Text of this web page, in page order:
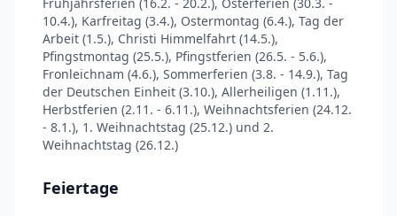
10.4.), Karfreitag (3.4.), Ostermontag (6.4.), Tag der
Arbeit (1.5.), Christi Himmelfahrt (14.5.),
Pfingstmontag (25.5.), Pfingstferien (26.5. - 5.6.),
Fronleichnam (4.6.), Sommerferien (3.8. - 14.9.), Tag
der Deutschen Einheit (3.10.), Allerheiligen (1.11.),
Herbstferien (2.11. - 6.11.), Weihnachtsferien (24.12.
- 8.1.), 1. Weihnachtstag (25.12.) und 2.
Weihnachtstag (26.12.)
Feiertage